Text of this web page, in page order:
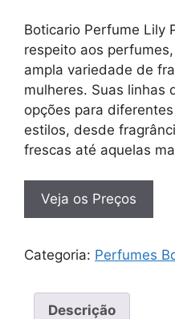
Boticario Perfume Lily
respeito aos
ampla variedade de
mulheres. Suas linhas
opções para
estilos, desde
frescas até aquelas
Veja os Preços
Categoria: Perfumes
Descrição